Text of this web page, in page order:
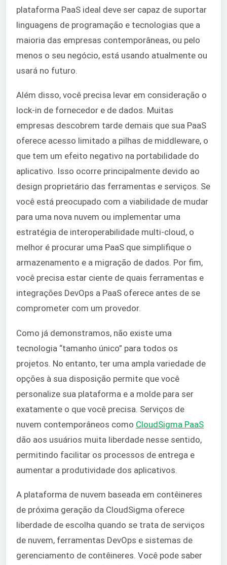
plataforma PaaS ideal deve ser capaz de suportar
linguagens de programação e tecnologias que a
maioria das empresas contemporâneas, ou pelo
menos o seu negócio, está usando atualmente ou
usará no futuro.
Além disso, você precisa levar em consideração o
lock-in de fornecedor e de dados. Muitas
empresas descobrem tarde demais que sua PaaS
oferece acesso limitado a pilhas de middleware, o
que tem um efeito negativo na portabilidade do
aplicativo. Isso ocorre principalmente devido ao
design proprietário das ferramentas e serviços. Se
você está preocupado com a viabilidade de mudar
para uma nova nuvem ou implementar uma
estratégia de interoperabilidade multi-cloud, o
melhor é procurar uma PaaS que simplifique o
armazenamento e a migração de dados. Por fim,
você precisa estar ciente de quais ferramentas e
integrações DevOps a PaaS oferece antes de se
comprometer com um provedor.
Como já demonstramos, não existe uma
tecnologia “tamanho único” para todos os
projetos. No entanto, ter uma ampla variedade de
opções à sua disposição permite que você
personalize sua plataforma e a molde para ser
exatamente o que você precisa. Serviços de
nuvem contemporâneos como CloudSigma PaaS
dão aos usuários muita liberdade nesse sentido,
permitindo facilitar os processos de entrega e
aumentar a produtividade dos aplicativos.
A plataforma de nuvem baseada em contêineres
de próxima geração da CloudSigma oferece
liberdade de escolha quando se trata de serviços
de nuvem, ferramentas DevOps e sistemas de
gerenciamento de contêineres. Você pode saber